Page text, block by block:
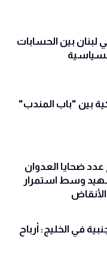
لبنان بين الحسابات
بين "باب المندب"
ضحايا العدوان
72 ألف شهيد وسط استمرار
في الخليج: أرباح